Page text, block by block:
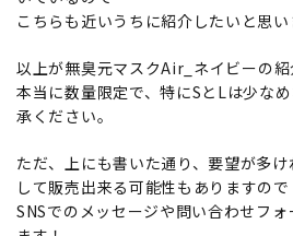
こちらも近いうちに紹介したいと思い
以上が無臭元マスクAir_ネイビーの紹
本当に数量限定で、特にSとLは少な
承ください。
ただ、上にも書いた通り、要望が多
して販売出来る可能性もありますので
SNSでのメッセージや問い合わせフ